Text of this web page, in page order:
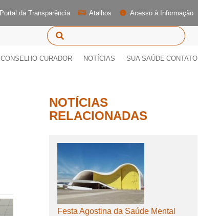
Portal da Transparência Atalhos Acesso à Informação
CONSELHO CURADOR NOTÍCIAS SUA SAÚDE CONTATO
NOTÍCIAS
RELACIONADAS
Festa Agostina da Saúde Mental